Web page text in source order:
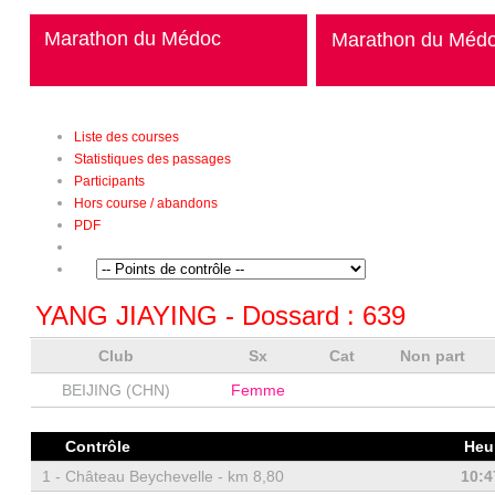
Marathon du Médoc Marathon du
Liste des courses
Statistiques des passages
Participants
Hors course / abandons
PDF
YANG JIAYING - Dossard : 639
Club Sx Cat
Non part
BEIJING (CHN)
Femme
Contrôle
1 - Château Beychevelle - km 8,80